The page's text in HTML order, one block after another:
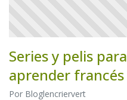
Series y pelis para
aprender francés
Por Bloglencriervert